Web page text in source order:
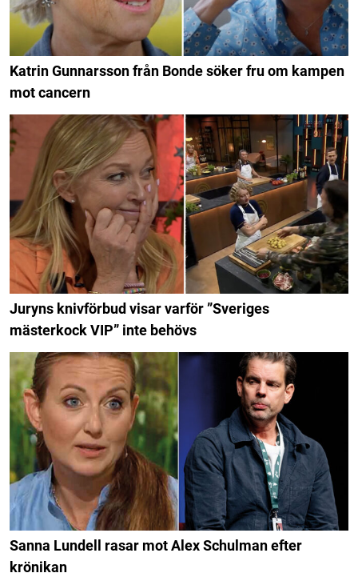
Katrin Gunnarsson från Bonde söker fru om kampen
mot cancern
Juryns knivförbud visar varför ”Sveriges
mästerkock VIP” inte behövs
Sanna Lundell rasar mot Alex Schulman efter
krönikan